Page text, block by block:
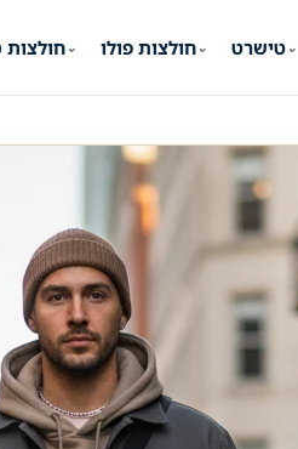
חולצות⌄ חולצות פולו⌄ טישרט⌄